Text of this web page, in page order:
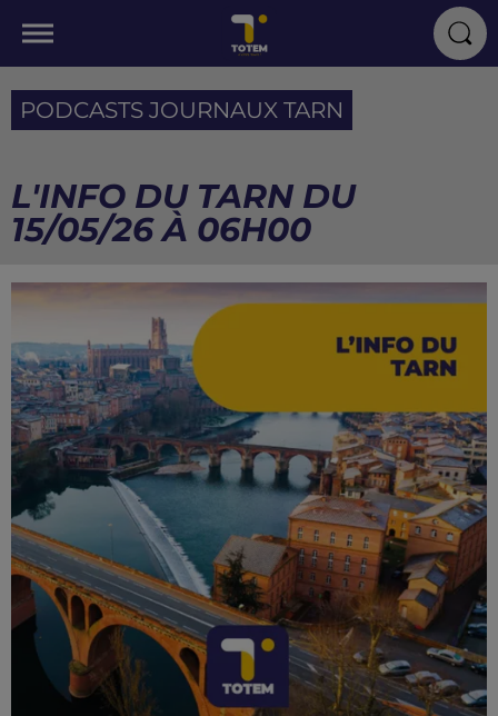
PODCASTS JOURNAUX TARN
L'INFO DU TARN DU
15/05/26 À 06H00